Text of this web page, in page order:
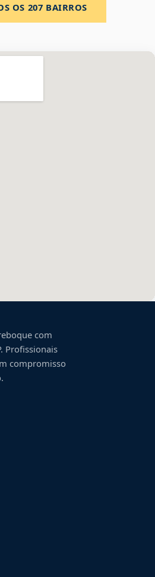
OS 207 BAIRROS
com
. Profissionais
compromisso